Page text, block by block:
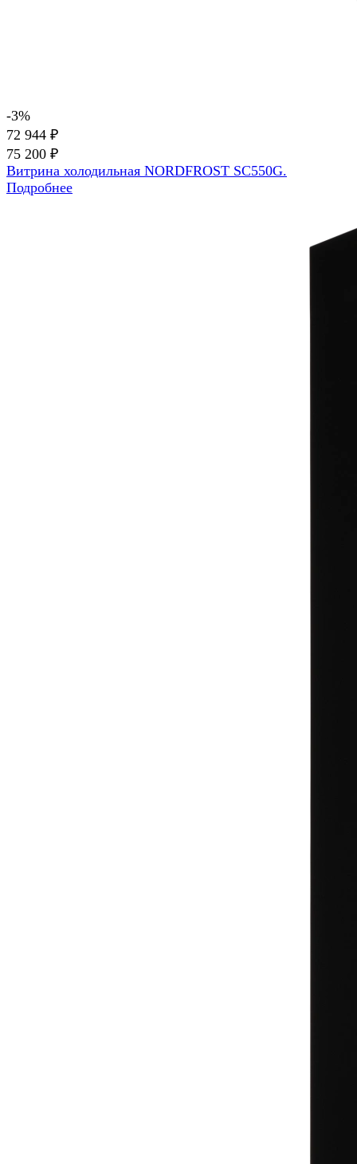
-3%
72 944 ₽
75 200 ₽
Витрина холодильная NORDFROST SC550G.
Подробнее